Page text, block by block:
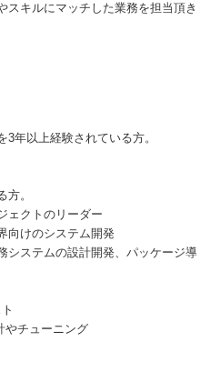
スキルにマッチした業務を担当頂き
3年以上経験されている方。
。
ェクトのリーダー
向けのシステム開発
システムの設計開発、パッケージ導
やチューニング